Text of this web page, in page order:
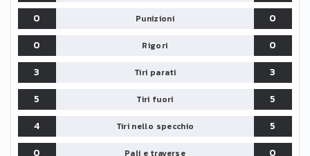
0
Punizioni
0
0
Rigori
0
3
Tiri parati
3
5
Tiri fuori
5
4
Tiri nello specchio
5
0
Pali e traverse 0